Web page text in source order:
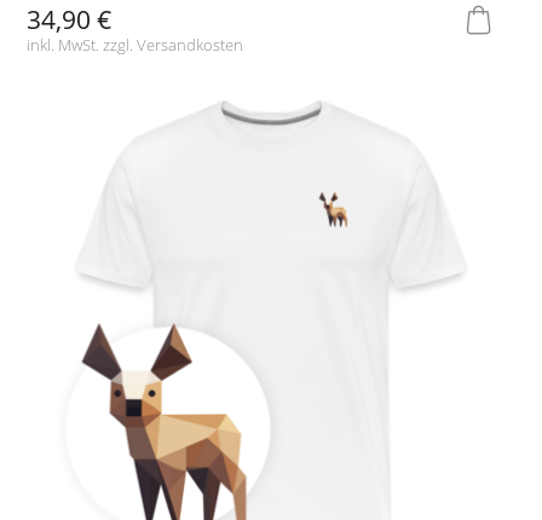
34,90 €
inkl. MwSt. zzgl.Versandkosten